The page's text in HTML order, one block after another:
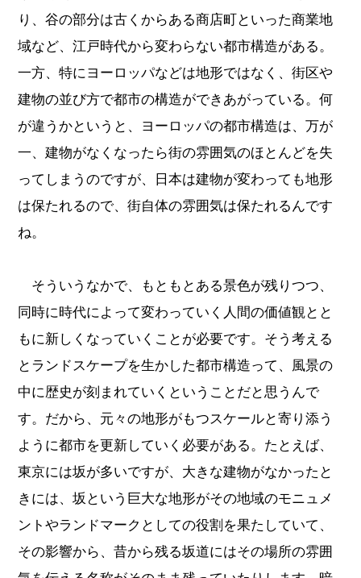
り、谷の部分は古くからある商店町といった商業地
域など、江戸時代から変わらない都市構造がある。
一方、特にヨーロッパなどは地形ではなく、街区や
建物の並び方で都市の構造ができあがっている。何
が違うかというと、ヨーロッパの都市構造は、万が
一、建物がなくなったら街の雰囲気のほとんどを失
ってしまうのですが、日本は建物が変わっても地形
は保たれるので、街自体の雰囲気は保たれるんです
ね。
そういうなかで、もともとある景色が残りつつ、
同時に時代によって変わっていく人間の価値観とと
もに新しくなっていくことが必要です。そう考える
とランドスケープを生かした都市構造って、風景の
中に歴史が刻まれていくということだと思うんで
す。だから、元々の地形がもつスケールと寄り添う
ように都市を更新していく必要がある。たとえば、
東京には坂が多いですが、大きな建物がなかったと
きには、坂という巨大な地形がその地域のモニュメ
ントやランドマークとしての役割を果たしていて、
その影響から、昔から残る坂道にはその場所の雰囲